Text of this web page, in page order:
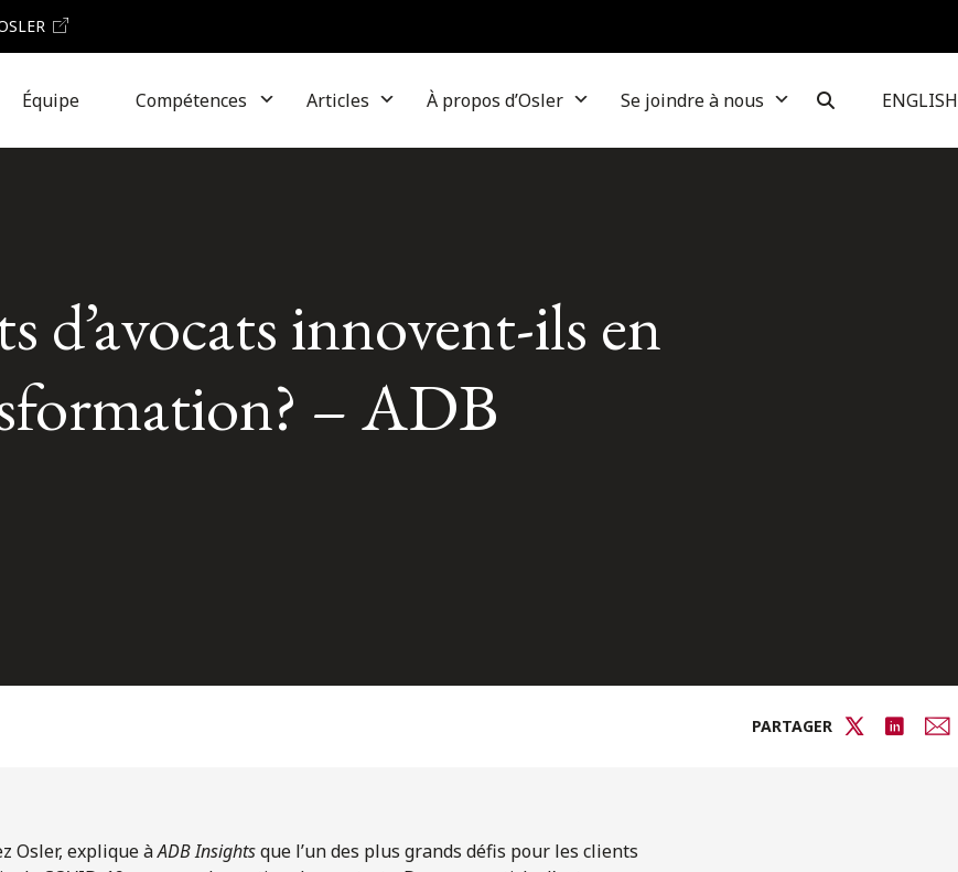
Équipe Compétences Articles À propos d’Osler Se joindre à nous ENGLISH
d’avocats innovent-ils en
– ADB
PARTAGER
Osler, explique àADB Insightsque l’un des plus grands défis pour les clients